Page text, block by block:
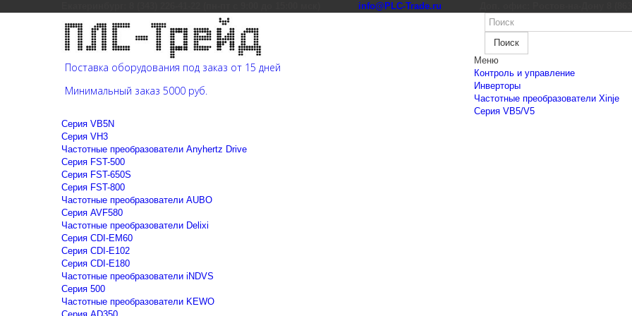
info@PLC-Trade.ru
Поставка оборудования под заказ от 15 дней
Минимальный заказ 5000 руб.
Поиск
Меню
Контроль и управление
Инверторы
Частотные преобразователи Xinje
Cерия VB5/V5
Cерия VB5N
Cерия VH3
Частотные преобразователи Anyhertz Drive
Серия FST-500
Серия FST-650S
Серия FST-800
Частотные преобразователи AUBO
Серия AVF580
Частотные преобразователи Delixi
Серия CDI-EM60
Серия CDI-E102
Серия CDI-E180
Частотные преобразователи iNDVS
Серия 500
Частотные преобразователи KEWO